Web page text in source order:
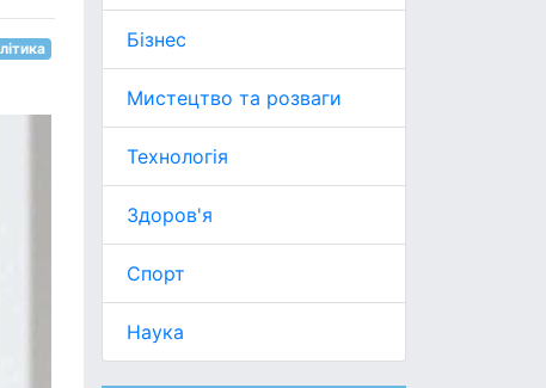
Бізнес
Мистецтво та розваги
Технологія
Здоров'я
Спорт
Наука